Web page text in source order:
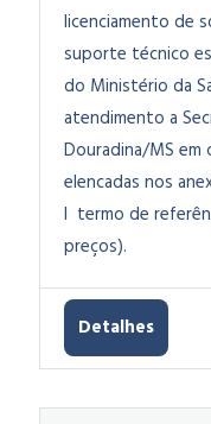
licenciamento de
suporte técnico
do Ministério da
atendimento a
Douradina/MS em
elencadas nos
l termo de
preços).
Detalhes